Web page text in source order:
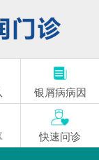
银屑病病因
快速问诊